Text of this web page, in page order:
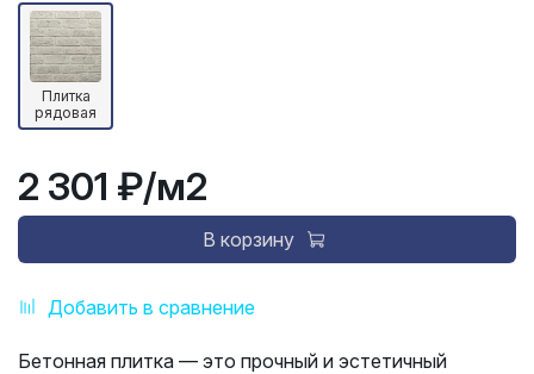
Добавить в сравнение
Плитка
рядовая
2 301 ₽/м2
В корзину
Бетонная плитка — это прочный и эстетичный